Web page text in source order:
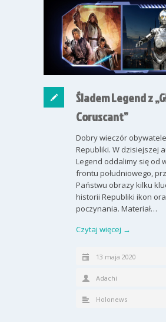
Śladem Legend z
Coruscant”
Dobry wieczór
Republiki. W dzisiejszej
Legend oddalimy się od
frontu południowego,
Państwu obrazy kilku
historii Republiki ikon
poczynania. Materiał…
Czytaj więcej →
13 maja 2020
Adachi
Holonews